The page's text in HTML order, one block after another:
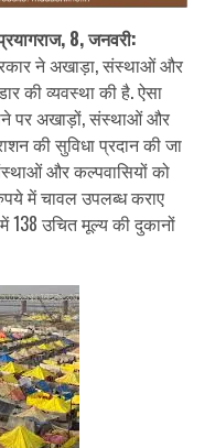
8, जनवरी:
ने अखाड़ा, संस्थाओं और
की व्यवस्था की है. ऐसा
पर अखाड़ों, संस्थाओं और
की सुविधा प्रदान की जा
और कल्पवासियों को
में चावल उपलब्ध कराए
138 उचित मूल्य की दुकानों